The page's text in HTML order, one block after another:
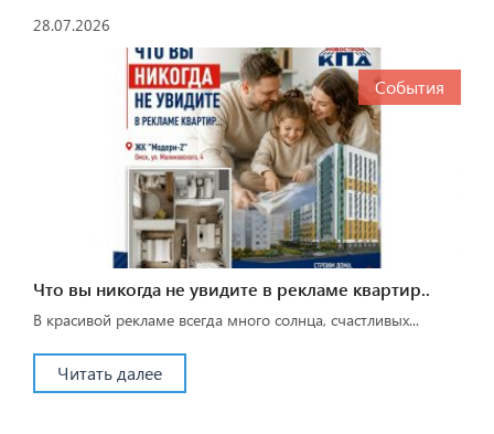
28.07.2026
События
Что вы никогда не увидите в рекламе квартир..
В красивой рекламе всегда много солнца, счастливых...
Читать далее